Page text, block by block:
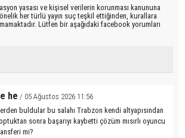
yasası ve kişisel verilerin korunması kanununa
her türlü yayın suç teşkil ettiğinden, kurallara
Lütfen bir aşağıdaki facebook yorumları
he / 05 Ağustos 2026 11:56
buldular bu salahı Trabzon kendi altyapısından
sonra başarıyı kaybetti çözüm mısırlı oyuncu
mi?